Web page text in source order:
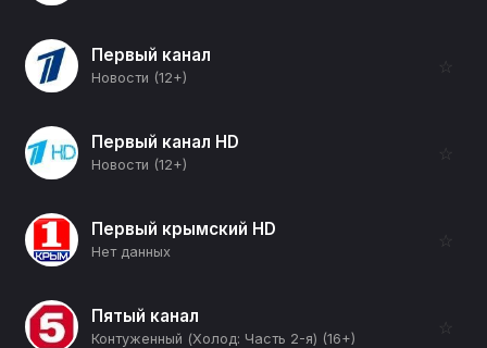
Первый канал
Новости (12+)
☆
Первый канал HD
Новости (12+)
☆
Первый крымский HD
Нет данных
☆
Пятый канал
Контуженный (Холод: Часть 2-я) (16+)
☆